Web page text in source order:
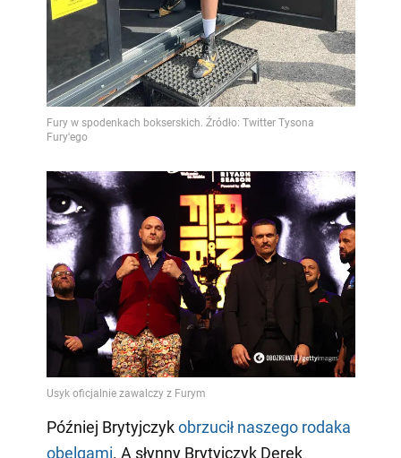
Później Brytyjczykobrzucił naszego rodaka
obelgami. A słynny Brytyjczyk Derek